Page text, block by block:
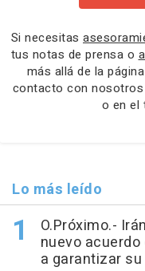
Si necesitas
tus notas de prensa o
más allá de la
contacto con nosotros
o en el
Lo más leído
O.Próximo.-
nuevo
a garantizar